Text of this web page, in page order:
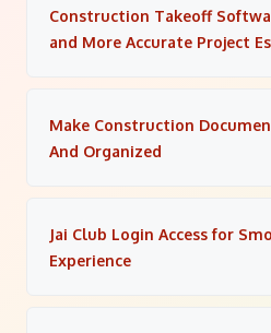
Construction Takeoff
and More Accurate Project
Make Construction
And Organized
Jai Club Login Access for
Experience